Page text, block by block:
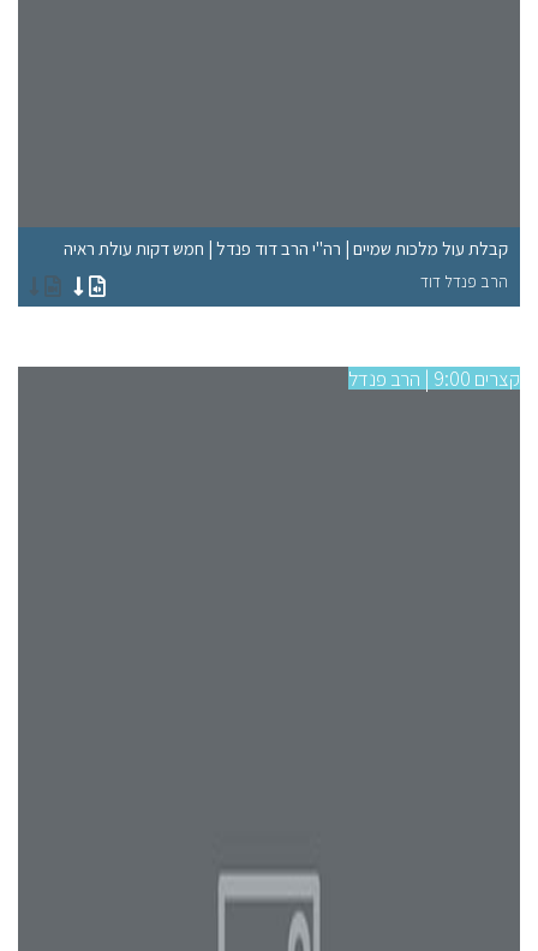
קבלת עול מלכות שמיים | רה"י הרב דוד פנדל | חמש דקות עולת ראיה
הרב פנדל דוד
קצרים 9:00 | הרב פנדל